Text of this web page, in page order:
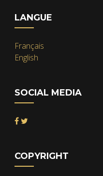
LANGUE
Français
English
SOCIAL MEDIA
COPYRIGHT